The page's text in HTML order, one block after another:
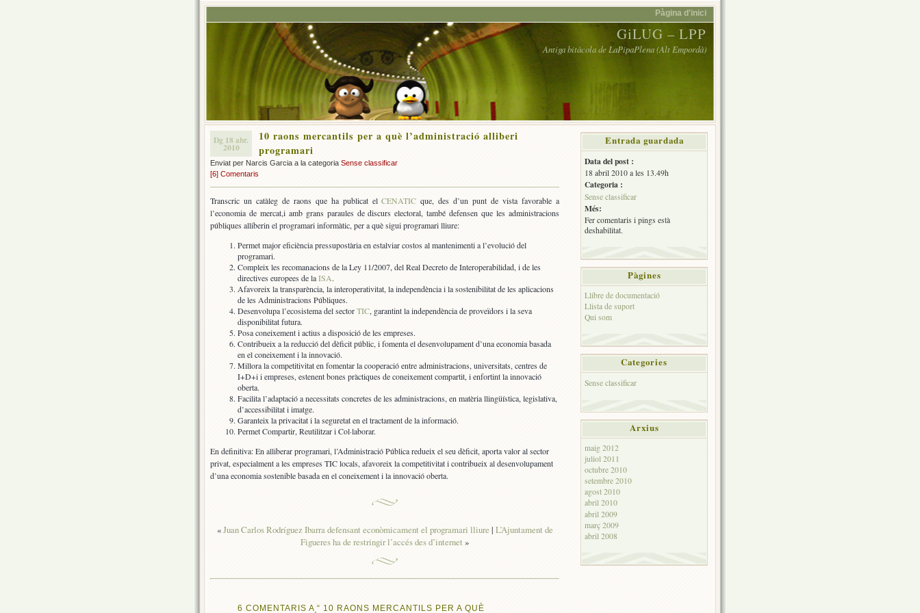
Pàgina d'inici
GiLUG – LPP
Antiga bitàcola de LaPipaPlena (Alt Empordà)
Dg 18 abr.
2010
10 raons mercantils per a què l’administració alliberi
programari
Enviat per Narcis Garcia a la categoria Sense classificar
[6] Comentaris
Transcric un catàleg de raons que ha publicat elCENATIC que, des d’un punt de vista favorable a
l’economia de mercat,i amb grans paraules de discurs electoral, també defensen que les administracions
públiques alliberin el programari informàtic, per a què sigui programari lliure:
Permet major eficiència pressupostària en estalviar costos al mantenimenti a l’evolució del
programari.
Compleix les recomanacions de la Ley 11/2007, del Real Decreto de Interoperabilidad, i de les
directives europees de laISA.
Afavoreix la transparència, la interoperativitat, la independència i la sostenibilitat de les aplicacions
de les Administracions Públiques.
Desenvolupa l’ecosistema del sectorTIC, garantint la independència de proveïdors i la seva
disponibilitat futura.
Posa coneixement i actius a disposició de les empreses.
Contribueix a la reducció del dèficit públic, i fomenta el desenvolupament d’una economia basada
en el coneixement i la innovació.
Millora la competitivitat en fomentar la cooperació entre administracions, universitats, centres de
I+D+i i empreses, estenent bones pràctiques de coneixement compartit, i enfortint la innovació
oberta.
Facilita l’adaptació a necessitats concretes de les administracions, en matèria llingüística, legislativa,
d’accessibilitat i imatge.
Garanteix la privacitat i la seguretat en el tractament de la informació.
Permet Compartir, Reutilitzar i Col·laborar.
En definitiva: En alliberar programari, l’Administració Pública redueix el seu dèficit, aporta valor al sector
privat, especialment a les empreses TIC locals, afavoreix la competitivitat i contribueix al desenvolupament
d’una economia sostenible basada en el coneixement i la innovació oberta.
«Juan Carlos Rodríguez Ibarra defensant econòmicament el programari lliure | L’Ajuntament de
Figueres ha de restringir l’accés des d’internet »
6 COMENTARIS A “ 10 RAONS MERCANTILS PER A QUÈ
Entrada guardada
Data del post :
18 abril 2010 a les 13.49h
Categoria :
Sense classificar
Més:
Fer comentaris i pings està
deshabilitat.
Pàgines
Llibre de documentació
Llista de suport
Qui som
Categories
Sense classificar
Arxius
maig 2012
juliol 2011
octubre 2010
setembre 2010
agost 2010
abril 2010
abril 2009
març 2009
abril 2008